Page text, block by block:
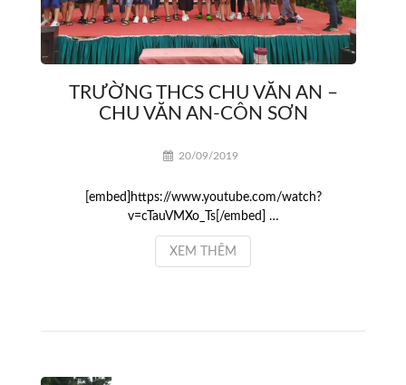
TRƯỜNG THCS CHU VĂN AN –
CHU VĂN AN-CÔN SƠN
20/09/2019
[embed]https://www.youtube.com/watch?
v=cTauVMXo_Ts[/embed] …
XEM THÊM